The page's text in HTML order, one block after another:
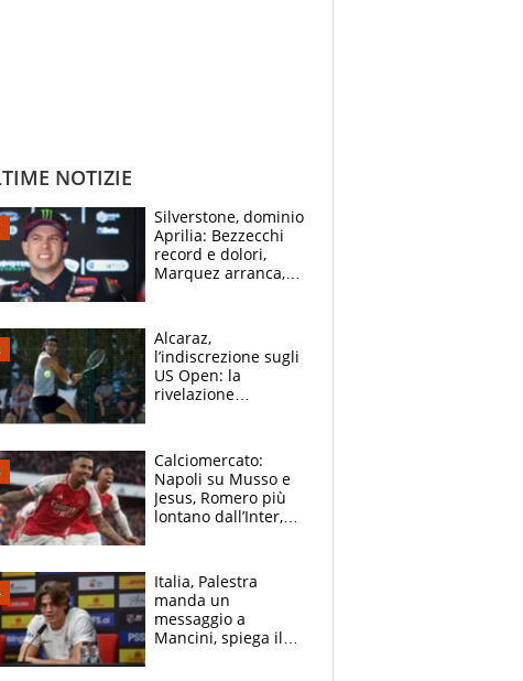
NOTIZIE
Silverstone, dominio
Aprilia: Bezzecchi
record e dolori,
Marquez arranca,
Alcaraz,
l’indiscrezione sugli
US Open: la
rivelazione
B. Rune verso la
rinuncia
Calciomercato:
Napoli su Musso e
Jesus, Romero più
lontano dall’Inter,
tabellone
Italia, Palestra
manda un
messaggio a
Mancini, spiega il